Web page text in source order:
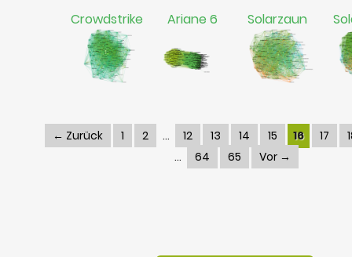
Crowdstrike Ariane 6 Solarzaun
← Zurück 1 2 12 13 14 15 16 17
64
65 Vor →